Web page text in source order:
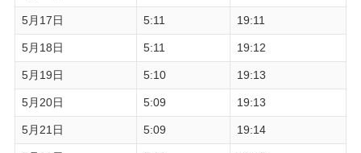
5月17日 5:11 19:11
5月18日 5:11 19:12
5月19日 5:10 19:13
5月20日 5:09 19:13
5月21日 5:09 19:14